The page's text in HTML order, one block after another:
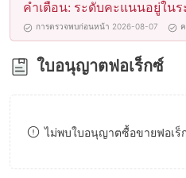
6
7
8
9
4
5
6
7
คำเตือน: ระดับคะแนนอยู่ในร
การตรวจพบก่อนหน้า 2026-08-07
ใบอนุญาตฟอเร็กซ์
ไม่พบใบอนุญาตซื้อขายฟอเร็